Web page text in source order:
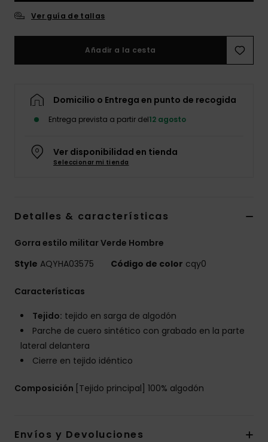
Ver guía de tallas
Añadir a la cesta
Domicilio o Entrega en punto de recogida
Entrega prevista a partir del12 agosto
Ver disponibilidad en tienda
Seleccionar mi tienda
Detalles & características
Gorra estilo militar Verde Hombre
Style AQYHA03575 Código de color cqy0
Características
Tejido: tejido en sarga de algodón
Parche de cuero sintético con grabado en la parte
lateral delantera
Cierre en tejido idéntico
Composición [Tejido principal] 100% algodón
Envíos y Devoluciones